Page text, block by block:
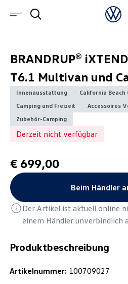
Produktbeschreibung
Artikelnummer: 100709027
BRANDRUP®
T6.1 Multivan und
Innenausstattung
California Beach
Camping und Freizeit
Accessoires
Zubehör-Camping
Derzeit nicht verfügbar
€ 699,00
Beim Händler
Der Artikel ist aktuell online
einem Händler unverbindlich